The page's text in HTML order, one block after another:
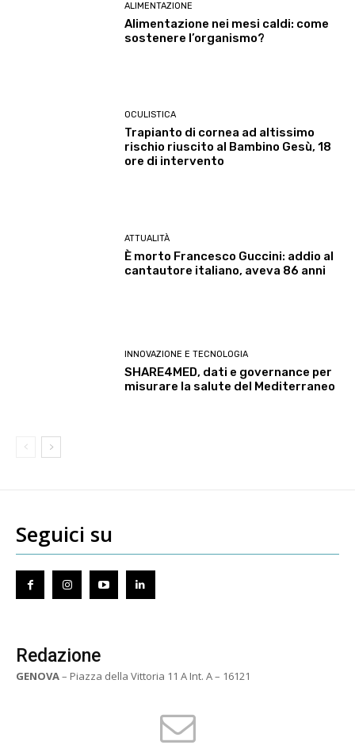
ALIMENTAZIONE
Alimentazione nei mesi caldi: come
sostenere l’organismo?
OCULISTICA
Trapianto di cornea ad altissimo
rischio riuscito al Bambino Gesù, 18
ore di intervento
ATTUALITÀ
È morto Francesco Guccini: addio al
cantautore italiano, aveva 86 anni
INNOVAZIONE E TECNOLOGIA
SHARE4MED, dati e governance per
misurare la salute del Mediterraneo
Seguici su
Redazione
GENOVA– Piazza della Vittoria 11 A Int. A – 16121